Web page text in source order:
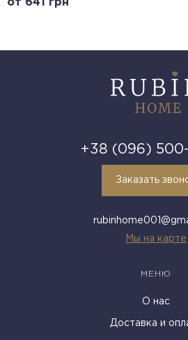
от 641 грн
+38 (096)
Заказать
Мы на карте
МЕНЮ
О нас
Доставка и